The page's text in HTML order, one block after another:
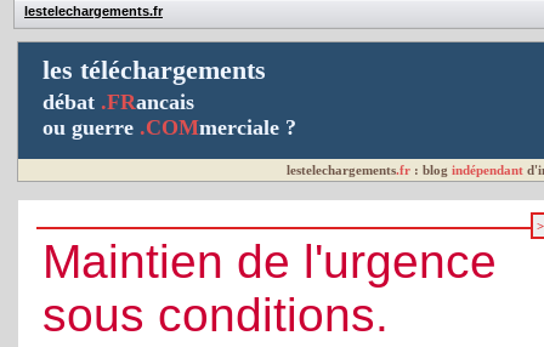
lestelechargements.fr
les téléchargements
débat .FRancais
ou guerre .COMmerciale ?
lestelechargements.fr : blog indépendant
Maintien de l'urgence
sous conditions.